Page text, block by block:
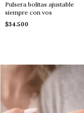
Pulsera bolitas ajustable
siempre con vos
$34.500